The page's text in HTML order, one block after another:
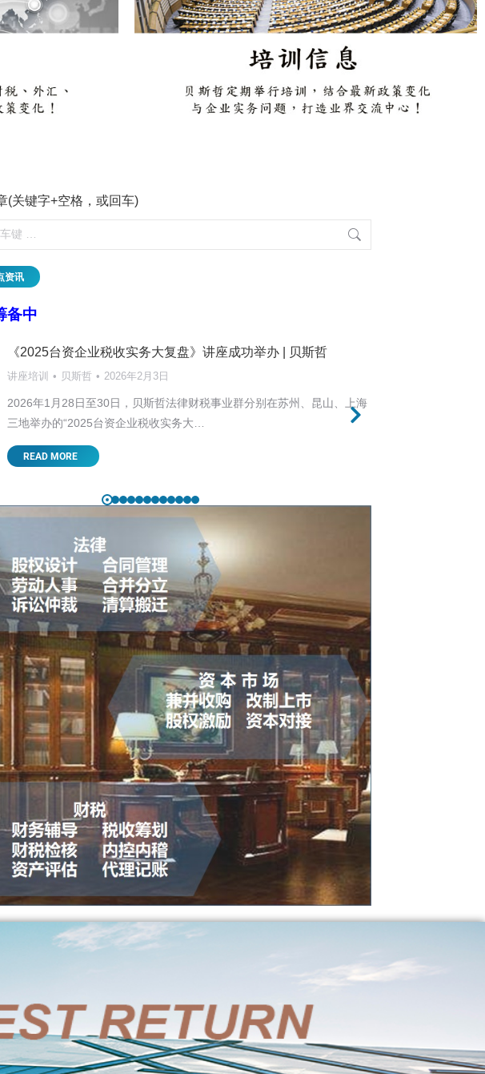
(关键字+空格，或回车)
资讯
备中
《2025台资企业税收实务大复盘》讲座成功举办 | 贝斯哲
讲座培训 贝斯哲 2026年2月3日
2026年1月28日至30日，贝斯哲法律财税事业群分别在苏州、昆山、上海
三地举办的“2025台资企业税收实务大…
READ MORE